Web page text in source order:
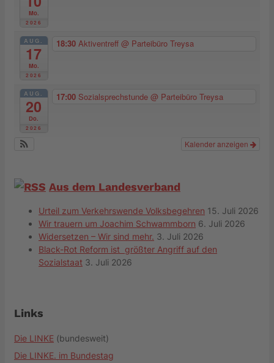
Mo.
2026
AUG.
17
Mo.
2026
18:30 Aktiventreff @ Parteibüro Treysa
AUG.
20
Do.
2026
17:00 Sozialsprechstunde @ Parteibüro Treysa
Kalender anzeigen
Aus dem Landesverband
Urteil zum Verkehrswende Volksbegehren 15. Juli 2026
Wir trauern um Joachim Schwammborn 6. Juli 2026
Widersetzen – Wir sind mehr. 3. Juli 2026
Black-Rot Reform ist größter Angriff auf den
Sozialstaat 3. Juli 2026
Links
Die LINKE (bundesweit)
Die LINKE. im Bundestag